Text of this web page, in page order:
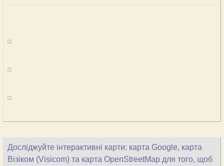
Досліджуйте інтерактивні карти: карта Google, карта
Візіком (Visicom) та карта OpenStreetMap для того, щоб